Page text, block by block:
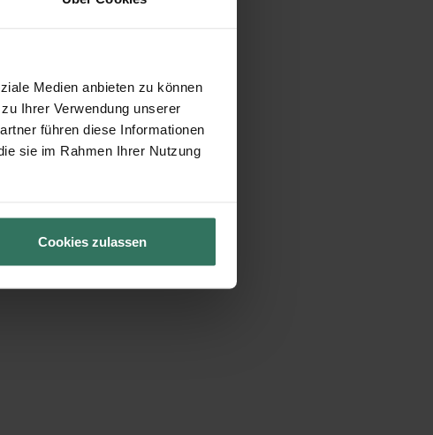
Medien anbieten zu können
Ihrer Verwendung unserer
führen diese Informationen
sie im Rahmen Ihrer Nutzung
Cookies zulassen